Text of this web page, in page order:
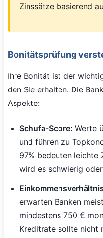
Zinssätze basierend
Bonitätsprüfung
Ihre Bonität ist der
den Sie erhalten. Die
Aspekte:
Schufa-Score: Werte
und führen zu
97% bedeuten leichte
wird es schwierig
erwarten Banken
mindestens 750 €
Kreditrate sollte nicht